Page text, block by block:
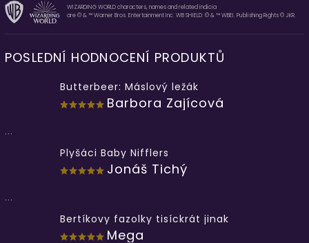
WIZARDING WORLD characters, names and related indicia
are © & ™ Warner Bros. Entertainment Inc. WB SHIELD: © & ™ WBEI. Publishing Rights © JKR.
POSLEDNÍ HODNOCENÍ PRODUKTŮ
Butterbeer: Máslový ležák
Barbora Zajícová
...
Plyšáci Baby Nifflers
Jonáš Tichý
...
Bertíkovy fazolky tisíckrát jinak
Mega